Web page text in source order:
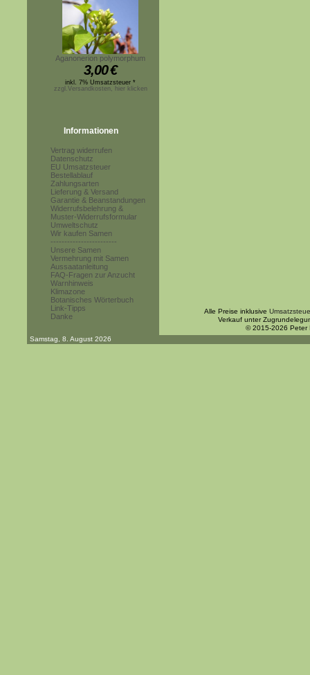
Aganonerion polymorphum
3,00€
inkl. 7% Umsatzsteuer *
zzgl.Versandkosten, hier klicken
Informationen
Vertrag widerrufen
Datenschutz
EU Umsatzsteuer
Bestellablauf
Zahlungsarten
Lieferung & Versand
Garantie & Beanstandungen
Widerrufsbelehrung &
Muster-Widerrufsformular
Umweltschutz
Wir kaufen Samen
------------------------
Unsere Samen
Vermehrung mit Samen
Aussaatanleitung
FAQ-Fragen zur Anzucht
Warnhinweis
Klimazone
Botanisches Wörterbuch
Link-Tipps
Danke
Alle Preise inklusive
Verkauf unter
© 2015-2026 Peter
Samstag, 8. August 2026